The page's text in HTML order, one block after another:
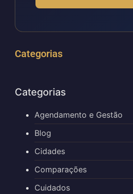
Categorias
Categorias
Agendamento e Gestão
Blog
Cidades
Comparações
Cuidados